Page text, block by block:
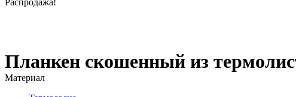
Распродажа!
Планкен скошенный из
Материал